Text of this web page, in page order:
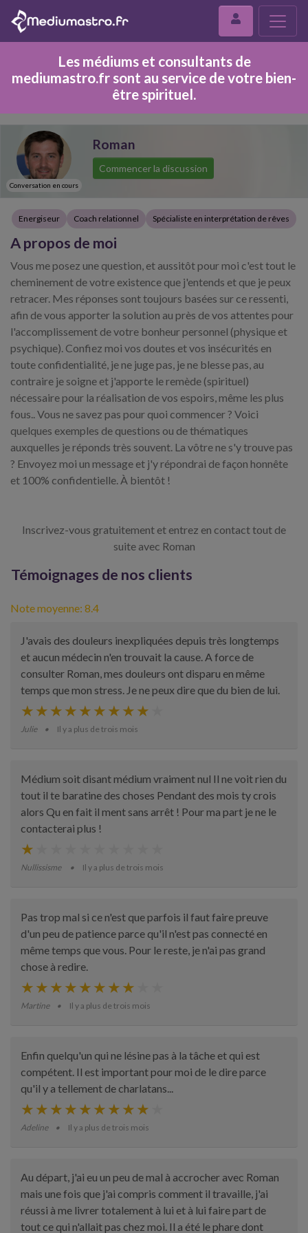
Les médiums et consultants de
mediumastro.fr sont au service de votre bien-
être spirituel.
Conversation en cours
Roman
Commencer la discussion
Energiseur Coach relationnel Spécialiste en interprétation de rêves
A propos de moi
Vous me posez une question, et aussitôt pour moi c'est tout le
cheminement de votre existence que j'entends et que je peux
retracer. Mes réponses sont toujours basées sur ce ressenti,
afin de vous apporter la solution au près de vos attentes pour
l'accomplissement de votre bonheur personnel (physique et
psychique). Confiez moi vos doutes et vos insécurités en
toute confidentialité, je ne juge pas, je ne blesse pas, au
contraire je soigne et j'apporte le remède (spirituel)
nécessaire pour la réalisation de vos espoirs, même les plus
fous.. Vous ne savez pas pour quoi commencer ? Voici
quelques exemples de questions ou de thématiques
auxquelles je réponds très souvent. La vôtre ne s'y trouve pas
? Envoyez moi un message et j'y répondrai de façon honnête
et 100% confidentielle. À bientôt !
Inscrivez-vous gratuitement et entrez en contact tout de
suite avec Roman
Témoignages de nos clients
Note moyenne: 8.4
J'avais des douleurs inexpliquées depuis très longtemps
et aucun médecin n'en trouvait la cause. A force de
consulter Roman, mes douleurs ont disparu en même
temps que mon stress. Je ne peux dire que du bien de lui.
Julie Il y a plus de trois mois
Médium soit disant médium vraiment nul Il ne voit rien du
tout il te baratine des choses Pendant des mois ty crois
alors Qu en fait il ment sans arrêt ! Pour ma part je ne le
contacterai plus !
Nullissisme Il y a plus de trois mois
Pas trop mal si ce n'est que parfois il faut faire preuve
d'un peu de patience parce qu'il n'est pas connecté en
même temps que vous. Pour le reste, je n'ai pas grand
chose à redire.
Martine Il y a plus de trois mois
Enfin quelqu'un qui ne lésine pas à la tâche et qui est
compétent. Il est important pour moi de le dire parce
qu'il y a tellement de charlatans...
Adeline Il y a plus de trois mois
Au départ, j'ai eu un peu de mal à accrocher avec Roman
mais une fois que j'ai compris comment il travaille, j'ai
réussi à me livrer totalement à lui et à lui faire part de
tout ce qui n'allait pas chez moi. Il a été le phare dont